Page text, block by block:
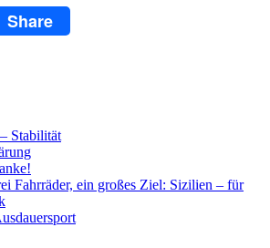
Share
Stabilität
Fahrräder, ein großes Ziel: Sizilien – für